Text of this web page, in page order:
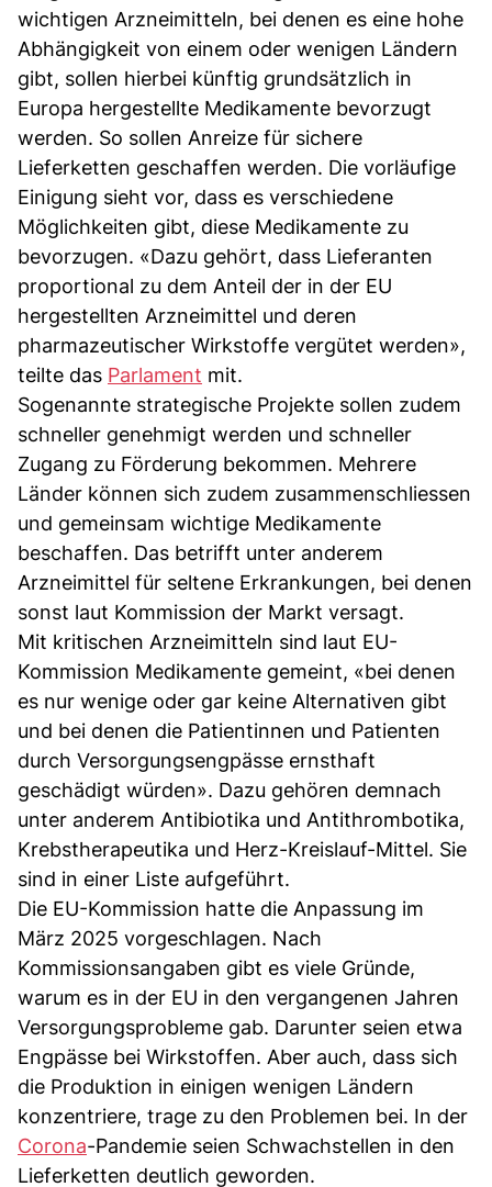
wichtigen Arzneimitteln, bei denen es eine hohe
Abhängigkeit von einem oder wenigen Ländern
gibt, sollen hierbei künftig grundsätzlich in
Europa hergestellte Medikamente bevorzugt
werden. So sollen Anreize für sichere
Lieferketten geschaffen werden. Die vorläufige
Einigung sieht vor, dass es verschiedene
Möglichkeiten gibt, diese Medikamente zu
bevorzugen. «Dazu gehört, dass Lieferanten
proportional zu dem Anteil der in der EU
hergestellten Arzneimittel und deren
pharmazeutischer Wirkstoffe vergütet werden»,
teilte das Parlament mit.
Sogenannte strategische Projekte sollen zudem
schneller genehmigt werden und schneller
Zugang zu Förderung bekommen. Mehrere
Länder können sich zudem zusammenschliessen
und gemeinsam wichtige Medikamente
beschaffen. Das betrifft unter anderem
Arzneimittel für seltene Erkrankungen, bei denen
sonst laut Kommission der Markt versagt.
Mit kritischen Arzneimitteln sind laut EU-
Kommission Medikamente gemeint, «bei denen
es nur wenige oder gar keine Alternativen gibt
und bei denen die Patientinnen und Patienten
durch Versorgungsengpässe ernsthaft
geschädigt würden». Dazu gehören demnach
unter anderem Antibiotika und Antithrombotika,
Krebstherapeutika und Herz-Kreislauf-Mittel. Sie
sind in einer Liste aufgeführt.
Die EU-Kommission hatte die Anpassung im
März 2025 vorgeschlagen. Nach
Kommissionsangaben gibt es viele Gründe,
warum es in der EU in den vergangenen Jahren
Versorgungsprobleme gab. Darunter seien etwa
Engpässe bei Wirkstoffen. Aber auch, dass sich
die Produktion in einigen wenigen Ländern
konzentriere, trage zu den Problemen bei. In der
Corona-Pandemie seien Schwachstellen in den
Lieferketten deutlich geworden.